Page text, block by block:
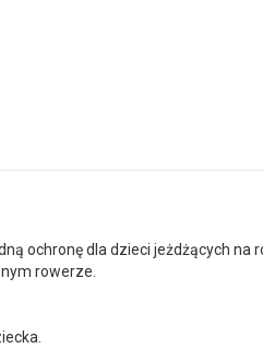
ochronę dla dzieci jeżdżących na
rowerze.